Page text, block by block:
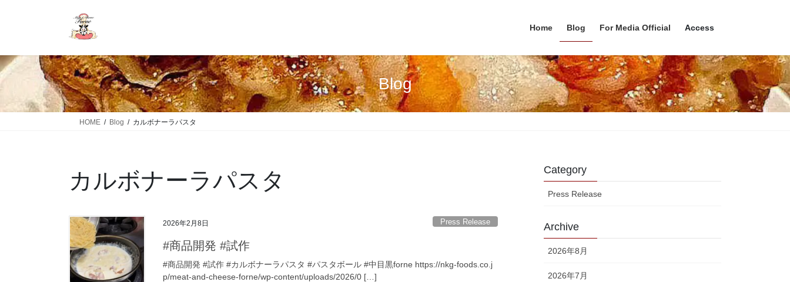
Home Blog For Media Official Access
Blog
HOME Blog カルボナーラパスタ
カルボナーラパスタ
2026年2月8日 Press Release
#商品開発 #試作
#商品開発 #試作 #カルボナーラパスタ #パスタボール #中目黒forne https://nkg-foods.co.j
p/meat-and-cheese-forne/wp-content/uploads/2026/0 […]
Category
Press Release
Archive
2026年8月
2026年7月